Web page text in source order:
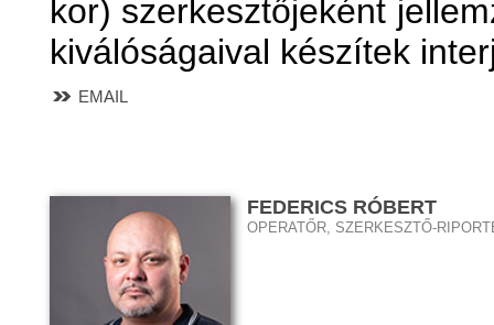
kor) szerkesztőjeként
kiválóságaival készítek
EMAIL
FEDERICS RÓBERT
OPERATŐR, SZERKESZTŐ-